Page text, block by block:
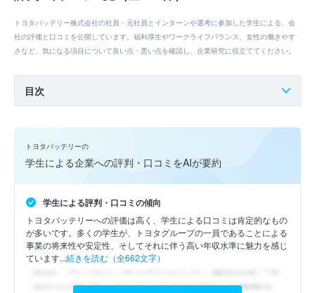
トヨタバッテリー株式会社の社員・元社員とインターンや選考に参加した学生による、会
社の評価と口コミを公開しています。福利厚生やワークライフバランス、女性の働きやす
さなど、気になる項目について良い点・悪い点を確認し、企業研究に役立ててください。
目次
トヨタバッテリーの
学生による企業への評判・口コミをAIが要約
学生による評判・口コミの傾向
トヨタバッテリーへの評価は高く、学生による口コミは肯定的なもの
が多いです。多くの学生が、トヨタグループの一員であることによる
事業の将来性や安定性、そしてそれに伴う高い年収水準に魅力を感じ
ています...続きを読む（全662文字）